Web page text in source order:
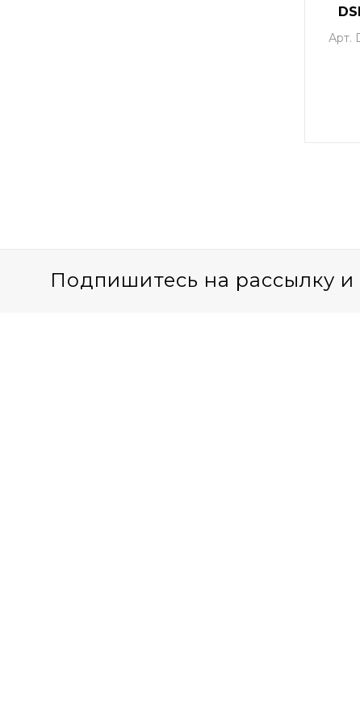
Арт.
Подпишитесь на рассылку и